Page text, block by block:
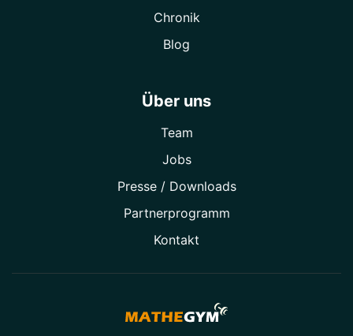
Chronik
Blog
Über uns
Team
Jobs
Presse / Downloads
Partner­programm
Kontakt